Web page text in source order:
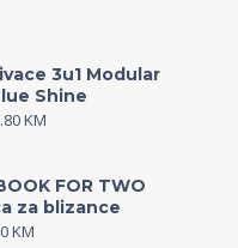
3u1 Modular
Shine
KM
FOR TWO
za blizance
KM